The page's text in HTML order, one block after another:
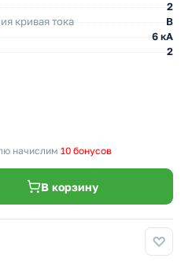
2
кривая тока
B
6 кА
2
начислим 10 бонусов
В корзину